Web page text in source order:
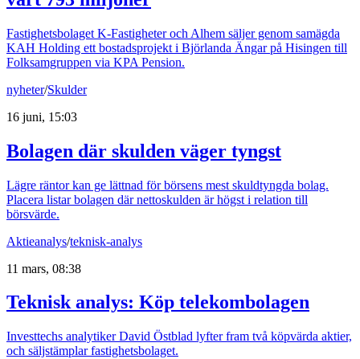
Fastighetsbolaget K-Fastigheter och Alhem säljer genom samägda
KAH Holding ett bostadsprojekt i Björlanda Ängar på Hisingen till
Folksamgruppen via KPA Pension.
nyheter/Skulder
16 juni, 15:03
Bolagen där skulden väger tyngst
Lägre räntor kan ge lättnad för börsens mest skuldtyngda bolag.
Placera listar bolagen där nettoskulden är högst i relation till
börsvärde.
Aktieanalys/teknisk-analys
11 mars, 08:38
Teknisk analys: Köp telekombolagen
Investtechs analytiker David Östblad lyfter fram två köpvärda aktier,
och säljstämplar fastighetsbolaget.